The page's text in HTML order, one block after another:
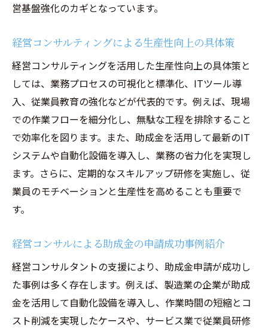
個人事業主も対象の業務改善助成金を徹底解説
金活用を支援
業務改善助成金は個人事業主も申請可能か
を解説
経営コンサルが教える個人事業主向け助成
金申請法
個人事業主が助成金を受ける際の経営コン
サルの役割
経営コンサルティングで実現する個人事業
めの秘訣
経営コンサル費用と助成金申請の費用対効果を
考える
経営コンサルティング費用と助成金活用の
バランス
営基盤強化のカギとなっています。
経営コンサルティングによる生産性向上の具体策
経営コンサルティングを活用した生産性向上の具体策と
しては、業務プロセスの可視化と標準化、ITツール導
入、従業員教育の強化などが代表的です。例えば、現場
での作業フローを細分化し、無駄な工程を排除すること
で効率化を図ります。また、助成金を活用して最新のIT
システムや自動化設備を導入し、業務の省力化を実現し
ます。さらに、定期的なスキルアップ研修を実施し、従
業員のモチベーションと生産性を高めることも重要で
す。
経営コンサルによる助成金の申請成功事例紹介
経営コンサルタントの支援により、助成金申請が成功し
た事例は多く存在します。例えば、製造業の企業が助成
金を活用して自動化設備を導入し、作業時間の短縮とコ
スト削減を実現したケースや、サービス業で従業員研修